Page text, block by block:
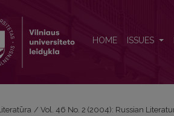
HOME ISSUES
/ Vol. 46 No. 2 (2004): Russian